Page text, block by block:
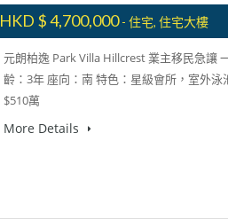
HKD $ 4,700,000- 住宅, 住宅大樓
元朗柏逸 Park Villa Hillcrest 業主移民急讓
齡：3年 座向：南 特色：星級會所，室外
$510萬
More Details